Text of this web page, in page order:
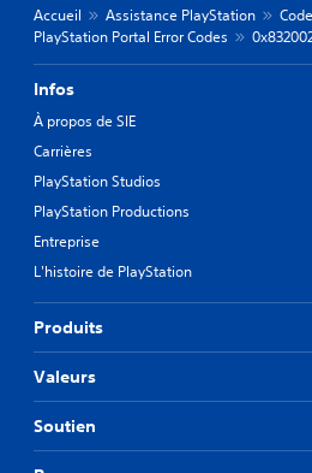
Accueil Assistance PlayStation
PlayStation Portal Error Codes
Infos
À propos de SIE
Carrières
PlayStation Studios
PlayStation Productions
Entreprise
L'histoire de PlayStation
Produits
Valeurs
Soutien